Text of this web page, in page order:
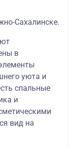
Сахалинске.
в
уюта и
спальные
и
вид на